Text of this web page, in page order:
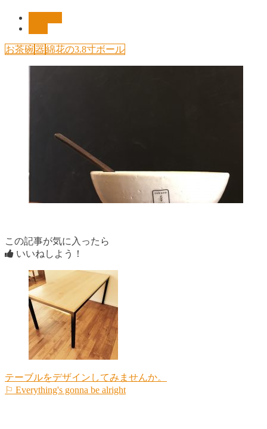
お茶碗器綿花の3.8寸ボール
この記事が気に入ったら
いいねしよう！
テーブルをデザインしてみませんか。
⚐ Everything's gonna be alright